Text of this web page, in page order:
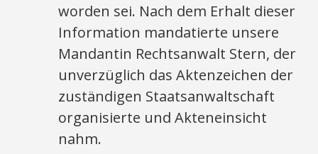
worden sei. Nach dem Erhalt dieser
Information mandatierte unsere
Mandantin Rechtsanwalt Stern, der
unverzüglich das Aktenzeichen der
zuständigen Staatsanwaltschaft
organisierte und Akteneinsicht
nahm.